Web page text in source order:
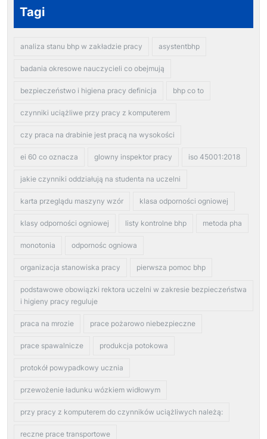
Tagi
analiza stanu bhp w zakładzie pracy asystentbhp
badania okresowe nauczycieli co obejmują
bezpieczeństwo i higiena pracy definicja bhp co to
czynniki uciążliwe przy pracy z komputerem
czy praca na drabinie jest pracą na wysokości
ei 60 co oznacza glowny inspektor pracy iso 45001:2018
jakie czynniki oddziałują na studenta na uczelni
karta przeglądu maszyny wzór klasa odporności ogniowej
klasy odporności ogniowej listy kontrolne bhp metoda pha
monotonia odpornośc ogniowa
organizacja stanowiska pracy pierwsza pomoc bhp
podstawowe obowiązki rektora uczelni w zakresie bezpieczeństwa
i higieny pracy reguluje
praca na mrozie prace pożarowo niebezpieczne
prace spawalnicze produkcja potokowa
protokół powypadkowy ucznia
przewożenie ładunku wózkiem widłowym
przy pracy z komputerem do czynników uciążliwych należą:
reczne prace transportowe